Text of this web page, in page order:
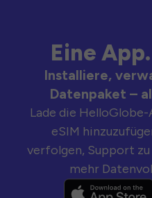
Eine
Installiere,
Datenpaket –
Lade die
eSIM
verfolgen, Support
mehr